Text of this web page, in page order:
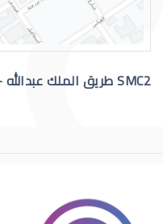
SMC2 طريق الملك عبدالله - الرياض